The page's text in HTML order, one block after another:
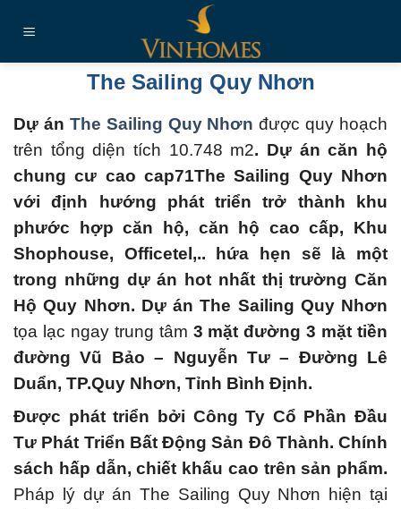
đến
The Sailing Quy Nhơn
Dự án The Sailing Quy Nhơn được quy hoạch
trên tổng diện tích 10.748 m2. Dự án căn hộ
chung cư cao cap71The Sailing Quy Nhơn
với định hướng phát triển trở thành khu
phước hợp căn hộ, căn hộ cao cấp, Khu
Shophouse, Officetel,.. hứa hẹn sẽ là một
trong những dự án hot nhất thị trường Căn
Hộ Quy Nhơn. Dự án The Sailing Quy Nhơn
tọa lạc ngay trung tâm 3 mặt đường 3 mặt tiền
đường Vũ Bảo – Nguyễn Tư – Đường Lê
Duẩn, TP.Quy Nhơn, Tỉnh Bình Định.
Được phát triển bởi Công Ty Cổ Phần Đầu
Tư Phát Triển Bất Động Sản Đô Thành. Chính
sách hấp dẫn, chiết khấu cao trên sản phẩm.
Pháp lý dự án The Sailing Quy Nhơn hiện tại